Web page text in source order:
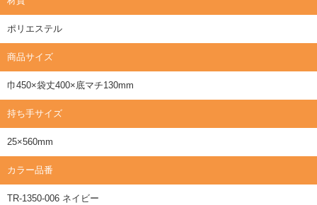
ポリエステル
商品サイズ
巾450×袋丈400×底マチ130mm
持ち手サイズ
25×560mm
カラー品番
TR-1350-006 ネイビー